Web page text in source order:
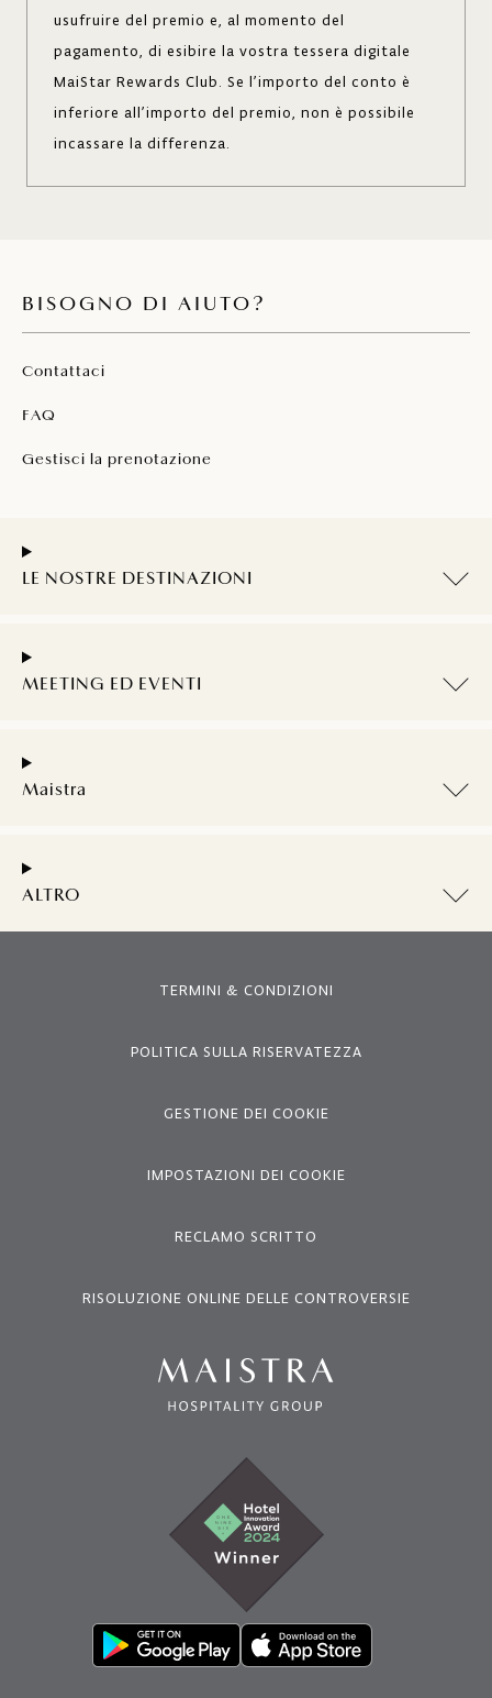
usufruire del premio e, al momento del
pagamento, di esibire la vostra tessera digitale
MaiStar Rewards Club. Se l’importo del conto è
inferiore all’importo del premio, non è possibile
incassare la differenza.
BISOGNO DI AIUTO?
Contattaci
FAQ
Gestisci la prenotazione
LE NOSTRE DESTINAZIONI
MEETING ED EVENTI
Maistra
ALTRO
TERMINI & CONDIZIONI
POLITICA SULLA RISERVATEZZA
GESTIONE DEI COOKIE
IMPOSTAZIONI DEI COOKIE
RECLAMO SCRITTO
RISOLUZIONE ONLINE DELLE CONTROVERSIE